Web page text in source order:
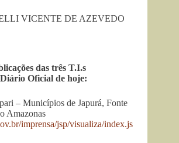
VICENTE DE AZEVEDO
das três T.I.s
Oficial de hoje:
– Municípios de Japurá, Fonte
Amazonas
imprensa/jsp/visualiza/index.js